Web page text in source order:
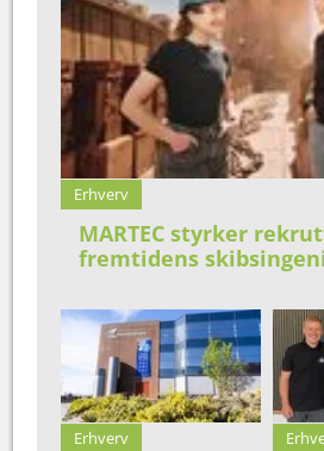
Erhverv
MARTEC styrker
fremtidens
Erhverv